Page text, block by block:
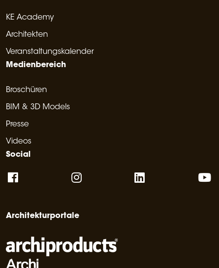
KE Academy
Architekten
Veranstaltungskalender
Medienbereich
Broschüren
BIM & 3D Models
Presse
Videos
Social
Architekturportale